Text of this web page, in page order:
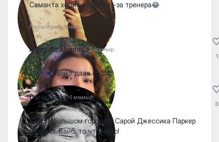
Саманта ходит только из-за тренера😂
Посмотреть ответы
Aiym_Azikhanova2 мамыр
@Dariya.Bakir дааа 😍😍😍
1
Dariya.Bakir1 мамыр
Секс с большом городе с Сарой Джессика Паркер
вроде🧐. Вайб, то что надо!
3